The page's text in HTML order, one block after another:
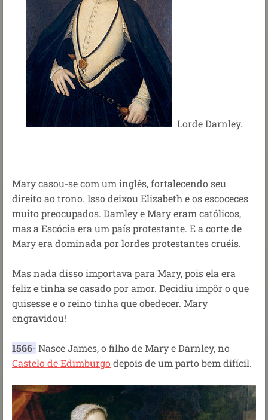
Lorde Darnley.
Mary casou-se com um inglês, fortalecendo seu
direito ao trono. Isso deixou Elizabeth e os escoceces
muito preocupados. Damley e Mary eram católicos,
mas a Escócia era um país protestante. E a corte de
Mary era dominada por lordes protestantes cruéis.
Mas nada disso importava para Mary, pois ela era
feliz e tinha se casado por amor. Decidiu impôr o que
quisesse e o reino tinha que obedecer. Mary
engravidou!
1566- Nasce James, o filho de Mary e Darnley, no
Castelo de Edimburgodepois de um parto bem difícil.